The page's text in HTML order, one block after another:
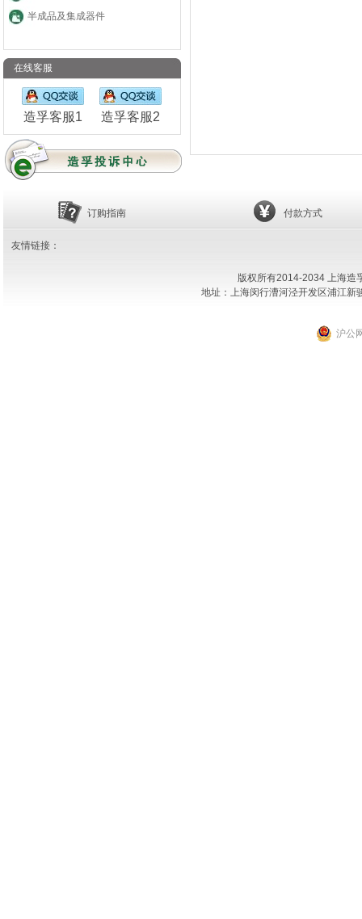
半成品及集成器件
在线客服
造孚客服1 造孚客服2
订购指南 付款方式
友情链接：
版权所有2014-2034 上海造
地址：上海闵行漕河泾开发区浦江
沪公